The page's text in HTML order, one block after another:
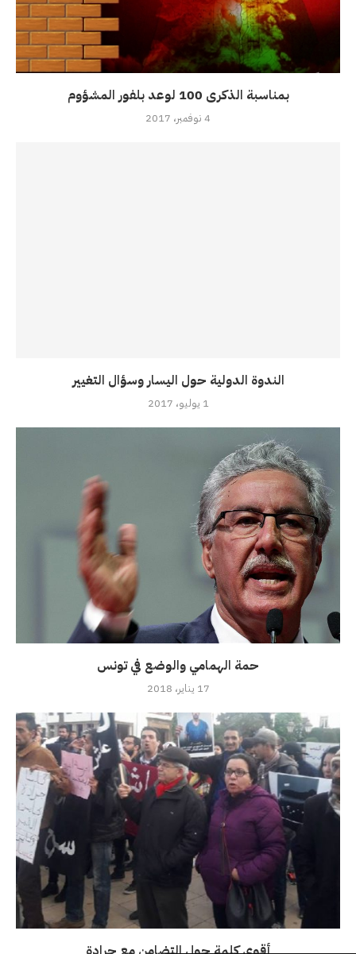
بمناسبة الذكرى 100 لوعد بلفور المشؤوم
4 نوفمبر، 2017
الندوة الدولية حول اليسار وسؤال التغيير
1 يوليو، 2017
حمة الهمامي والوضع في تونس
17 يناير، 2018